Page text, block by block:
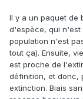
Il y a un paquet de
d'espèce, qui n'est
population n'est
tout ça). Ensuite,
est proche de
définition, et donc,
extinction. Biais